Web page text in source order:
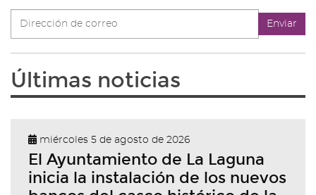
de
Enviar
Últimas noticias
miércoles 5 de agosto de 2026
El Ayuntamiento de La Laguna
inicia la instalación de los nuevos